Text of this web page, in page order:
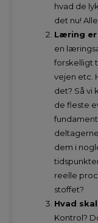
hvad de
det nu!
Læring
en
forskelligt
vejen etc.
det? Så vi
de fleste
dem i
reelle
stoffet?
Hvad
Kontrol?